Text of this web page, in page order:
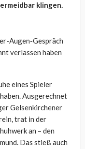
klingen.
Augen-Gespräch
verlassen haben
eines Spieler
Ausgerechnet
Gelsenkirchener
trat in der
an – den
Das stieß auch